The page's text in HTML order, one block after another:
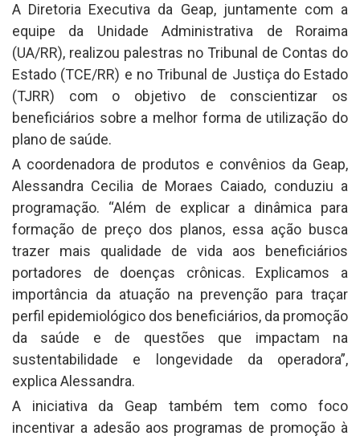
A Diretoria Executiva da Geap, juntamente com a
equipe da Unidade Administrativa de Roraima
(UA/RR), realizou palestras no Tribunal de Contas do
Estado (TCE/RR) e no Tribunal de Justiça do Estado
(TJRR) com o objetivo de conscientizar os
beneficiários sobre a melhor forma de utilização do
plano de saúde.
A coordenadora de produtos e convênios da Geap,
Alessandra Cecilia de Moraes Caiado, conduziu a
programação. “Além de explicar a dinâmica para
formação de preço dos planos, essa ação busca
trazer mais qualidade de vida aos beneficiários
portadores de doenças crônicas. Explicamos a
importância da atuação na prevenção para traçar
perfil epidemiológico dos beneficiários, da promoção
da saúde e de questões que impactam na
sustentabilidade e longevidade da operadora”,
explica Alessandra.
A iniciativa da Geap também tem como foco
incentivar a adesão aos programas de promoção à